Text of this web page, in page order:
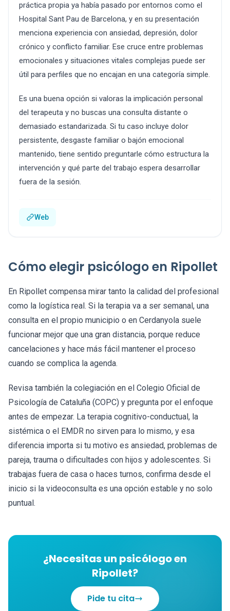
práctica propia ya había pasado por entornos como el
Hospital Sant Pau de Barcelona, y en su presentación
menciona experiencia con ansiedad, depresión, dolor
crónico y conflicto familiar. Ese cruce entre problemas
emocionales y situaciones vitales complejas puede ser
útil para perfiles que no encajan en una categoría simple.
Es una buena opción si valoras la implicación personal
del terapeuta y no buscas una consulta distante o
demasiado estandarizada. Si tu caso incluye dolor
persistente, desgaste familiar o bajón emocional
mantenido, tiene sentido preguntarle cómo estructura la
intervención y qué parte del trabajo espera desarrollar
fuera de la sesión.
Web
Cómo elegir psicólogo en Ripollet
En Ripollet compensa mirar tanto la calidad del profesional
como la logística real. Si la terapia va a ser semanal, una
consulta en el propio municipio o en Cerdanyola suele
funcionar mejor que una gran distancia, porque reduce
cancelaciones y hace más fácil mantener el proceso
cuando se complica la agenda.
Revisa también la colegiación en el Colegio Oficial de
Psicología de Cataluña (COPC) y pregunta por el enfoque
antes de empezar. La terapia cognitivo-conductual, la
sistémica o el EMDR no sirven para lo mismo, y esa
diferencia importa si tu motivo es ansiedad, problemas de
pareja, trauma o dificultades con hijos y adolescentes. Si
trabajas fuera de casa o haces turnos, confirma desde el
inicio si la videoconsulta es una opción estable y no solo
puntual.
¿Necesitas un psicólogo en
Ripollet?
Pide tu cita